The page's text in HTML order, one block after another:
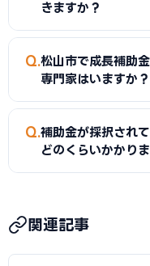
きますか？
A
同一経費への重複申
を分けることで両方の
独自補助金を申請する
窓口に事前確認してく
Q 松山市で成長補助
専門家はいますか？
A
松山市産業経済部・
しています。また、愛
Q 補助金が採択され
どのくらいかかり
審査を経て入金される
くり補助金では1年以上
は自己資金または愛媛
関連記事